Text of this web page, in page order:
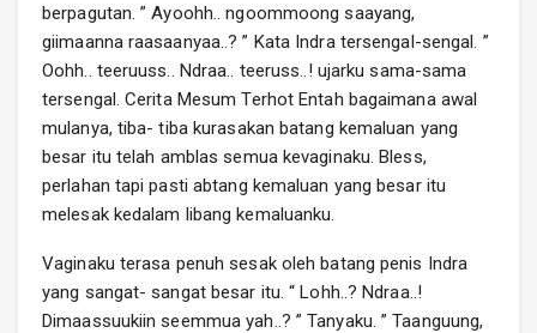
berpagutan. ” Ayoohh.. ngoommoong saayang,
giimaanna raasaanyaa..? ” Kata Indra tersengal-sengal. ”
Oohh.. teeruuss.. Ndraa.. teeruss..! ujarku sama-sama
tersengal. Cerita Mesum Terhot Entah bagaimana awal
mulanya, tiba- tiba kurasakan batang kemaluan yang
besar itu telah amblas semua kevaginaku. Bless,
perlahan tapi pasti abtang kemaluan yang besar itu
melesak kedalam libang kemaluanku.
Vaginaku terasa penuh sesak oleh batang penis Indra
yang sangat- sangat besar itu. “ Lohh..? Ndraa..!
Dimaassuukiin seemmua yah..? ” Tanyaku. ” Taanguung,